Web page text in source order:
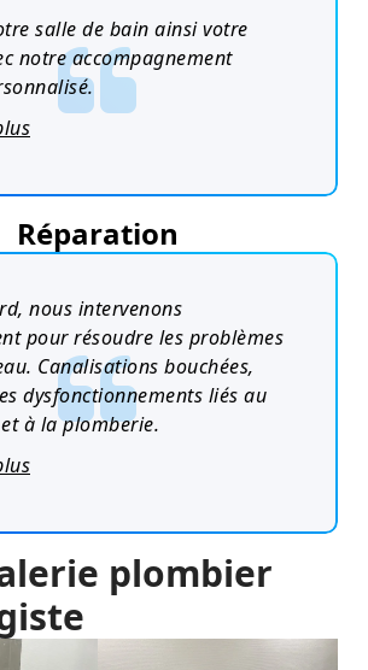
salle de bain ainsi votre
notre accompagnement
Réparation
nous intervenons
pour résoudre les problèmes
Canalisations bouchées,
dysfonctionnements liés au
à la plomberie.
plombier